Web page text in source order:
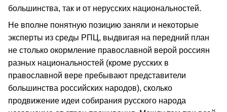
большинства, так и от нерусских национальностей.
Не вполне понятную позицию заняли и некоторые
эксперты из среды РПЦ, выдвигая на передний план
не столько окормление православной верой россиян
разных национальностей (кроме русских в
православной вере пребывают представители
большинства российских народов), сколько
продвижение идеи собирания русского народа